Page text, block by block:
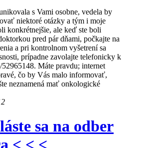
s Vami osobne, vedela by
niektoré otázky a tým i moje
konkrétnejšie, ale keď ste boli
pred pár dňami, počkajte na
a pri kontrolnom vyšetrení sa
prípadne zavolajte telefonicky k
Máte pravdu; internet
čo by Vás malo informovať,
neznamená mať onkologické
sa na odber